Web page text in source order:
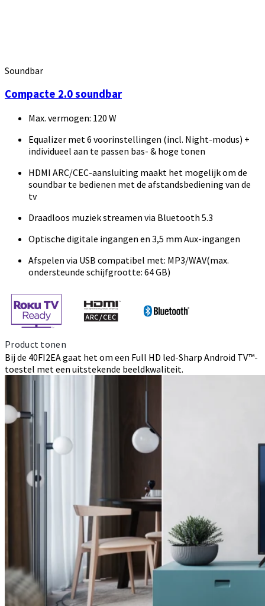
Soundbar
Compacte 2.0 soundbar
Max. vermogen: 120 W
Equalizer met 6 voorinstellingen (incl. Night-modus) +
individueel aan te passen bas- & hoge tonen
HDMI ARC/CEC-aansluiting maakt het mogelijk om de
soundbar te bedienen met de afstandsbediening van de
tv
Draadloos muziek streamen via Bluetooth 5.3
Optische digitale ingangen en 3,5 mm Aux-ingangen
Afspelen via USB compatibel met: MP3/WAV(max.
ondersteunde schijfgrootte: 64 GB)
Product tonen
Bij de 40FI2EA gaat het om een Full HD led-Sharp Android TV™-
toestel met een uitstekende beeldkwaliteit.